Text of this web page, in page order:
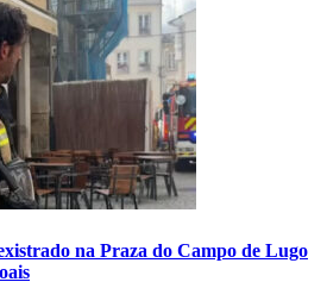
na Praza do Campo de Lugo